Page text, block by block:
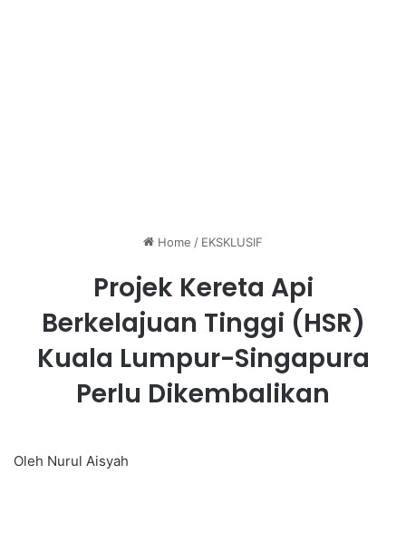
Home / EKSKLUSIF
Projek Kereta Api
Berkelajuan Tinggi (HSR)
Kuala Lumpur-Singapura
Perlu Dikembalikan
Oleh Nurul Aisyah